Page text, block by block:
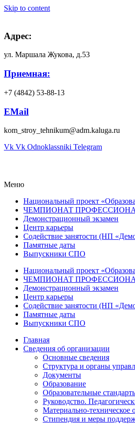
Skip to content
Адрес:
ул. Маршала Жукова, д.53
Приемная:
+7 (4842) 53-88-13
EMail
kom_stroy_tehnikum@adm.kaluga.ru
Vk Vk Odnoklassniki Telegram
Меню
Национальный проект
ЧЕМПИОНАТ
Демонстрационный экзамен
Центр карьеры
Содействие занятости (НП
Памятные даты
Выпускники СПО
Национальный проект
ЧЕМПИОНАТ
Демонстрационный экзамен
Центр карьеры
Содействие занятости (НП
Памятные даты
Выпускники СПО
Главная
Сведения об организации
Основные сведения
Структура и органы
Документы
Образование
Образовательные
Руководство.
Материально-техническое
Стипендия и меры